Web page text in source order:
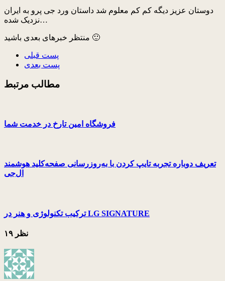
دوستان عزیز دیگه کم کم معلوم شد داستان ورد جی پرو به ایران
نزدیک شده…
منتظر خبرهای بعدی باشید 🙂
پست قبلی
پست بعدی
مطالب مرتبط
فروشگاه امین تارخ در خدمت شما
تعریف دوباره تجربه تایپ کردن با به‌روزرسانی صفحه‌کلید هوشمند
ال‌جی
ترکیب تکنولوژی و هنر در LG SIGNATURE
۱۹ نظر